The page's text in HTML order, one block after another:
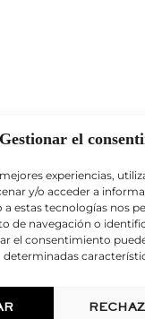
Gestionar el
experiencias,
y/o acceder a
estas tecnologías nos
de navegación o
el consentimiento
determinadas